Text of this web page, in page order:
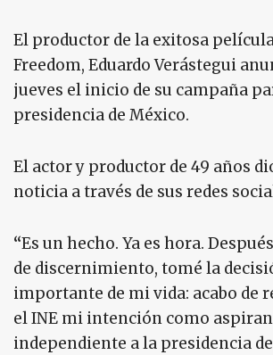
El productor de la exitosa
Freedom, Eduardo Verástegui
jueves el inicio de su campaña
presidencia de México.
El actor y productor de 49 años
noticia a través de sus redes
“Es un hecho. Ya es hora.
de discernimiento, tomé la
importante de mi vida: acabo de
el INE mi intención como
independiente a la presidencia